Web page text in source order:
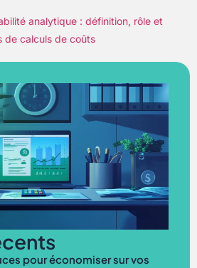
analytique : définition, rôle et
de calculs de coûts
pour économiser sur vos